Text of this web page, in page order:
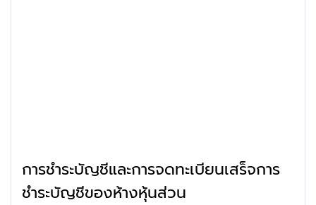
การชำระบัญชีและการจดทะเบียนเสร็จการ
ชำระบัญชีของห้างหุ้นส่วน